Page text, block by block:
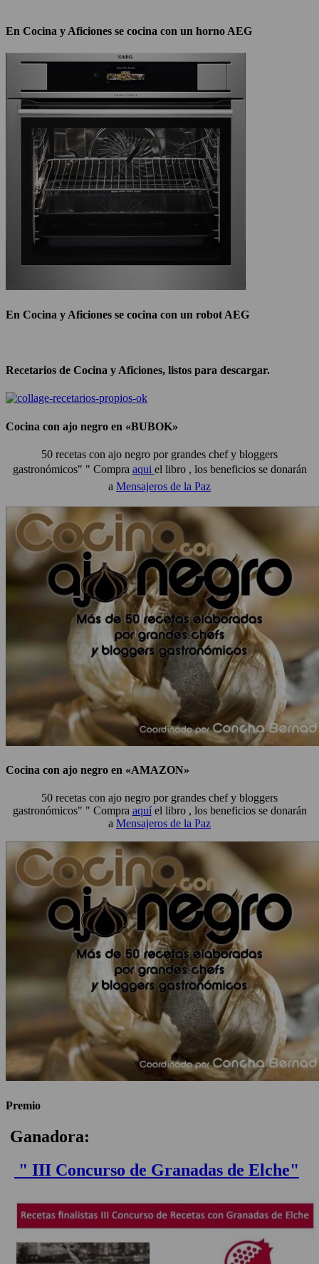
En Cocina y Aficiones se cocina con un horno AEG
En Cocina y Aficiones se cocina con un robot AEG
Recetarios de Cocina y Aficiones, listos para descargar.
Cocina con ajo negro en «BUBOK»
50 recetas con ajo negro por grandes chef y bloggers
gastronómicos" " Compra aqui el libro , los beneficios se donarán
a Mensajeros de la Paz
Cocina con ajo negro en «AMAZON»
50 recetas con ajo negro por grandes chef y bloggers
gastronómicos" " Compra aquíel libro , los beneficios se donarán
a Mensajeros de la Paz
Premio
Ganadora:
" III Concurso de Granadas de Elche"